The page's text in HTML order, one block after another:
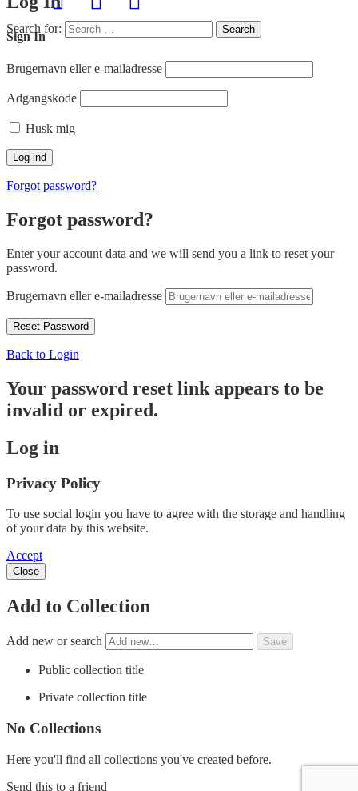
Search for: Search
Sign In
Brugernavn eller e-mailadresse
Adgangskode
Husk mig
Forgot password?
Forgot password?
Enter your account data and we will send you a link to reset your
password.
Brugernavn eller e-mailadresse
Back to Login
Your password reset link appears to be
invalid or expired.
Log in
Privacy Policy
To use social login you have to agree with the storage and handling
of your data by this website.
Accept
Close
Add to Collection
Add new or search
Public collection title
Private collection title
No Collections
Here you'll find all collections you've created before.
Send this to a friend